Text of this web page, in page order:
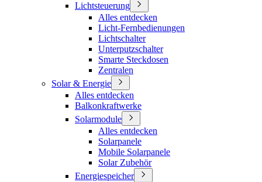
Lichtsteuerung
Alles entdecken
Licht-Fernbedienungen
Lichtschalter
Unterputzschalter
Smarte Steckdosen
Zentralen
Solar & Energie
Alles entdecken
Balkonkraftwerke
Solarmodule
Alles entdecken
Solarpanele
Mobile Solarpanele
Solar Zubehör
Energiespeicher